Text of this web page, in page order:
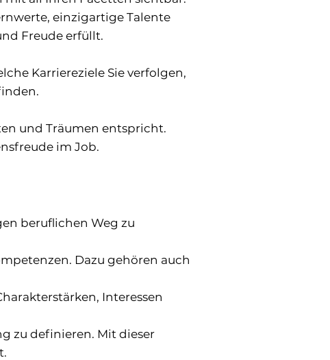
einzigartige Talente
Freude erfüllt.
Karriereziele Sie verfolgen,
und Träumen entspricht.
im Job.
beruflichen Weg zu
Dazu gehören auch
Interessen
zu definieren. Mit dieser